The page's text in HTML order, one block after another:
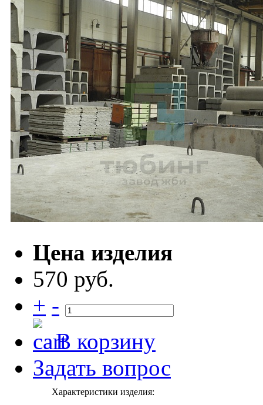
Цена изделия
570 руб.
+ -
В корзину
Задать вопрос
Характеристики изделия: